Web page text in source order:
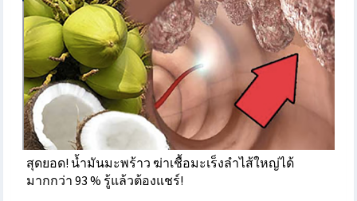
สุดยอด! น้ำมันมะพร้าว ฆ่าเชื้อมะเร็งลำไส้ใหญ่ได้
มากกว่า 93 % รู้แล้วต้องแชร์!